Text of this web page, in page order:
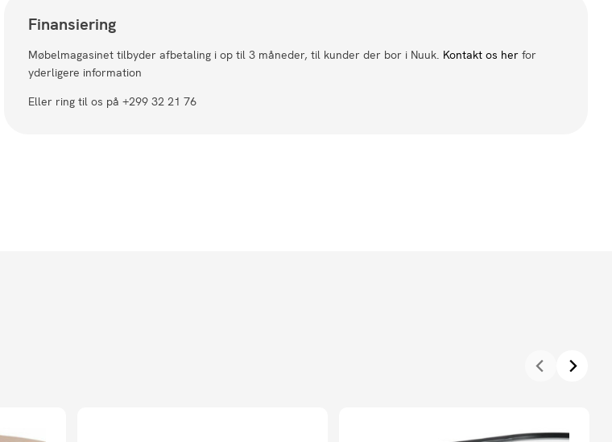
Finansiering
Møbelmagasinet tilbyder afbetaling i op til 3 måneder, til kunder der bor i Nuuk. Kontakt os herfor
yderligere information
Eller ring til os på +299 32 21 76